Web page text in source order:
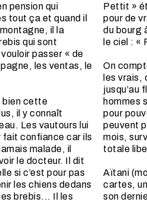
pension qui
tout ça et quand il
il la
qui sont
passer « de
les ventas, le
bien cette
il y connaît
Les vautours lui
fait confiance car ils
malade, il
le docteur. Il dit
si c’est pour pas
les chiens dedans
brebis... Il les
Pettit »
pour de
du bourg
le ciel : «
On
les vrais,
jusqu’au
hommes
pour
peuvent
mois,
totale
Aïtani
cartes,
son